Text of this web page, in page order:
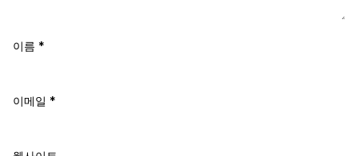
이름 *
이메일 *